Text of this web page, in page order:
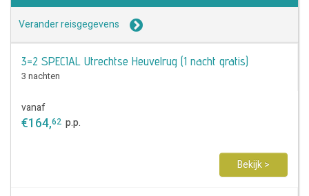
Verander reisgegevens
3=2 SPECIAL Utrechtse Heuvelrug (1 nacht gratis)
3 nachten
vanaf
€164,62 p.p.
Bekijk >